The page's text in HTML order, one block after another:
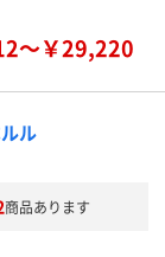
～￥29,220
ル
商品あります